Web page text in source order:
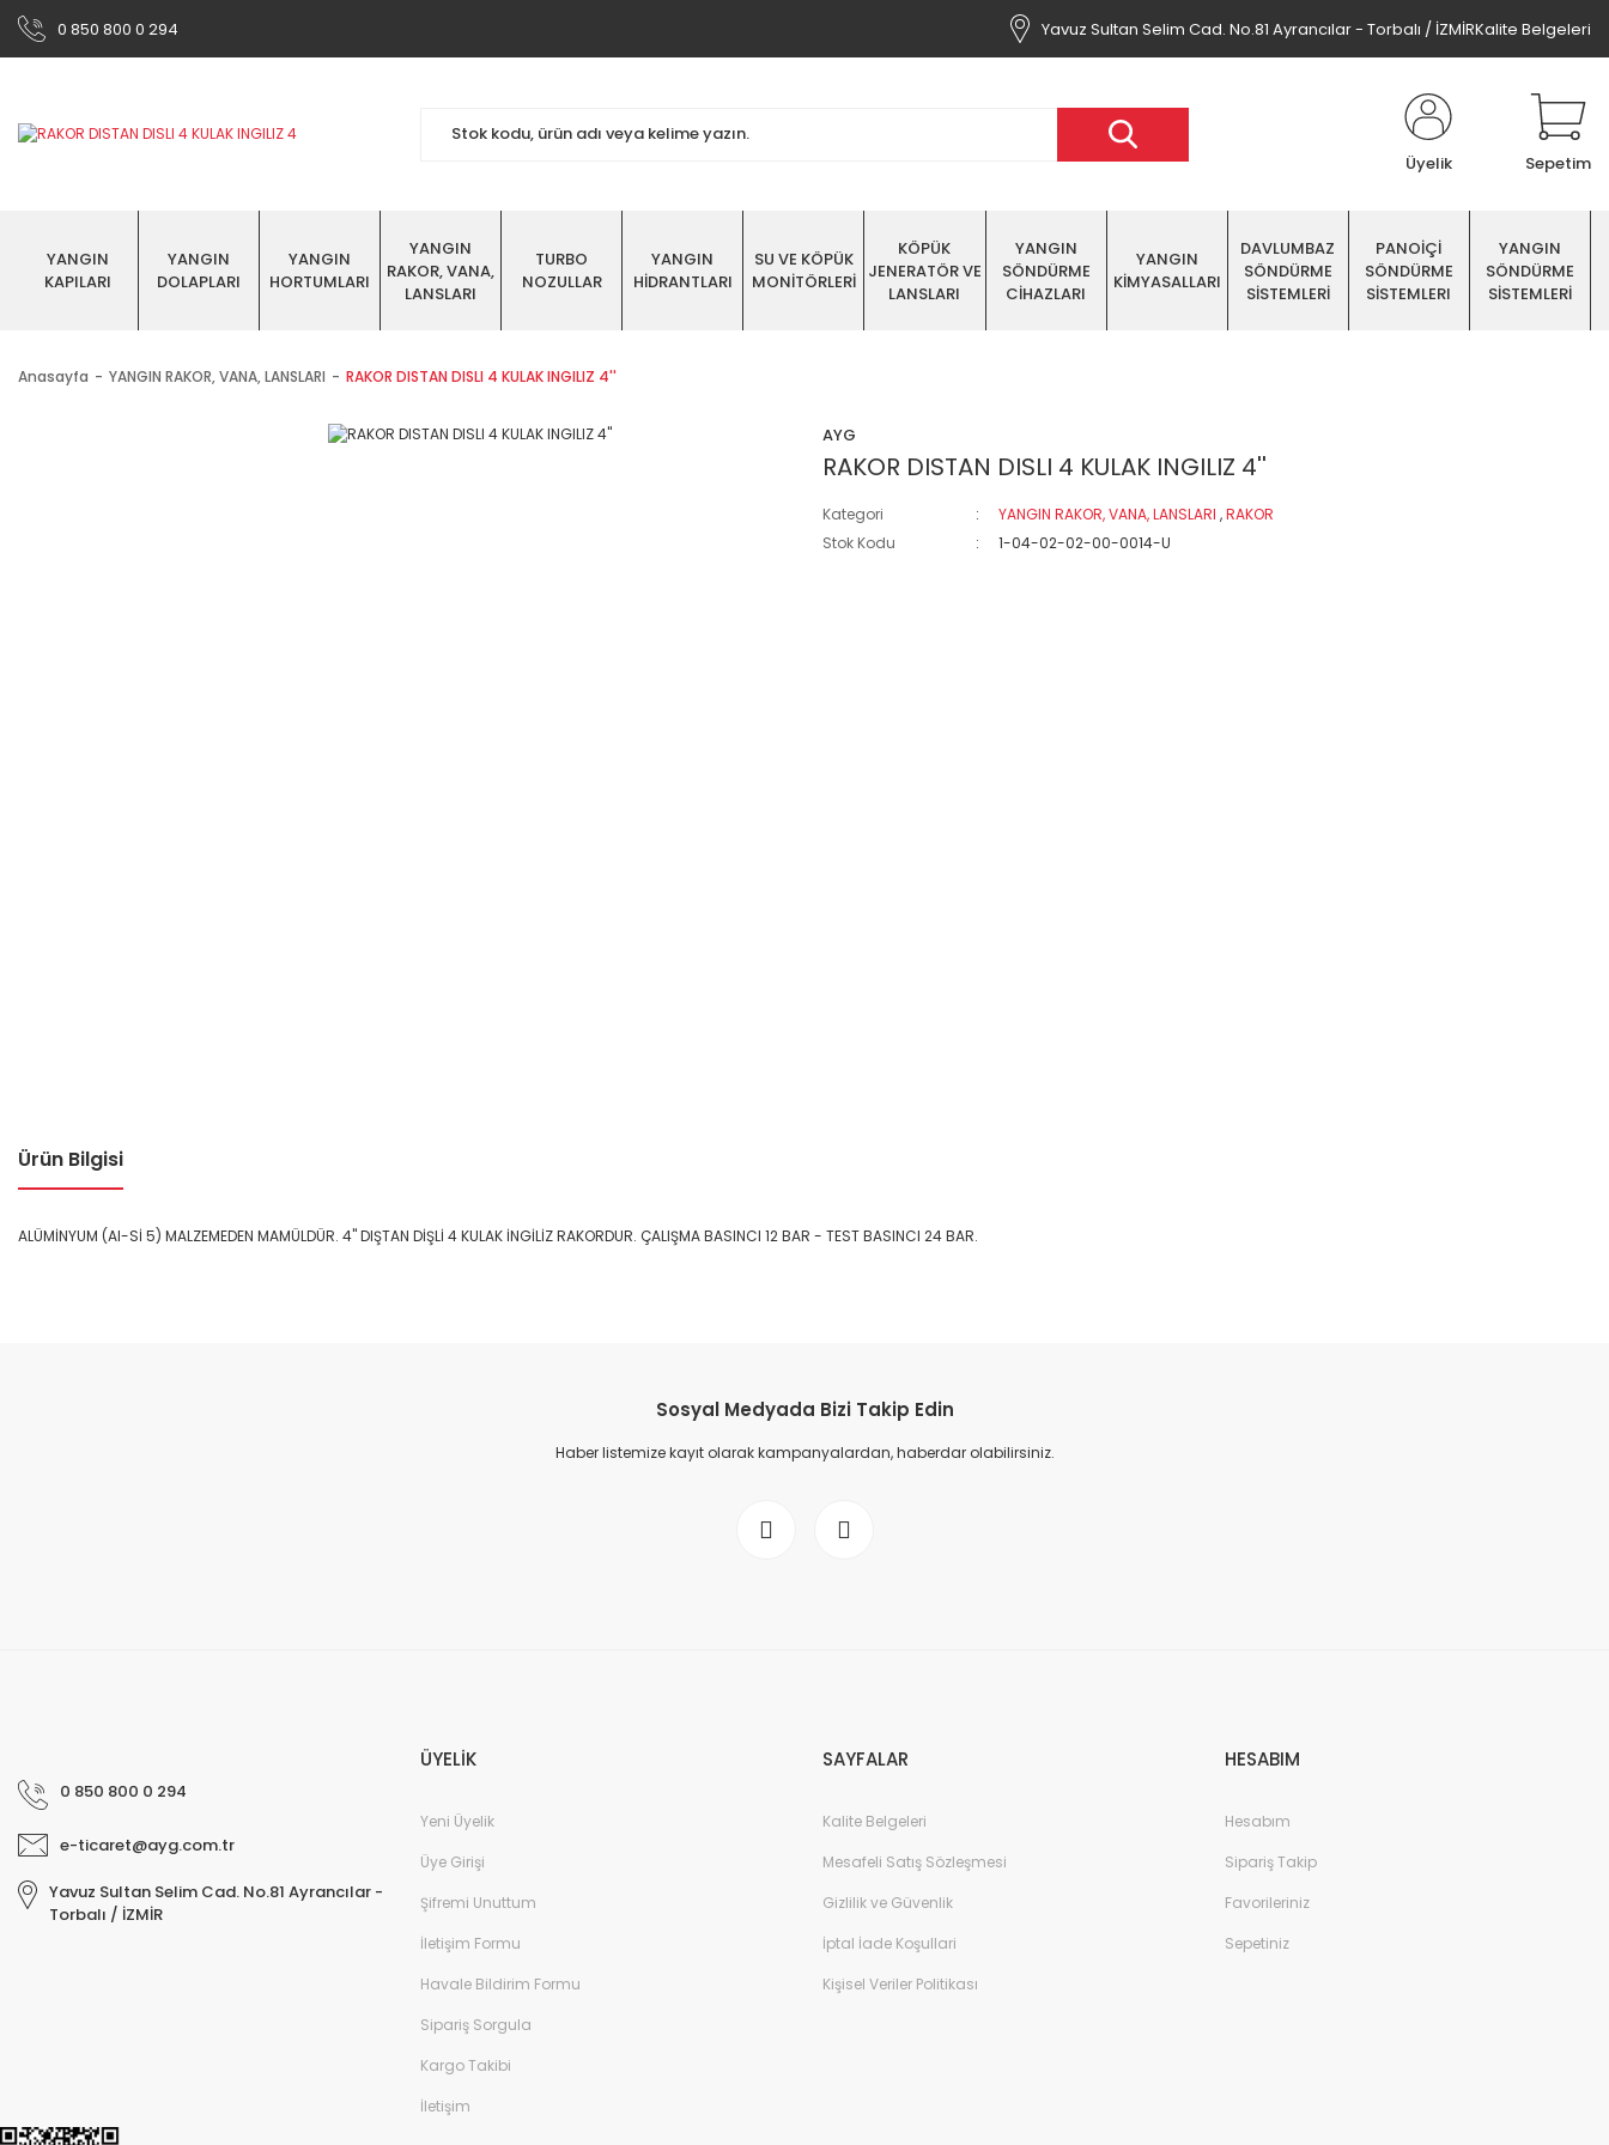
0 850 800 0 294 Yavuz Sultan Selim Cad. No.81 Ayrancılar - Torbalı / İZMİRKalite Belgeleri
Üyelik Sepetim
YANGIN
KAPILARI
YANGIN
DOLAPLARI
YANGIN
HORTUMLARI
YANGIN
RAKOR, VANA,
LANSLARI
TURBO
NOZULLAR
YANGIN
HİDRANTLARI
SU VE KÖPÜK
MONİTÖRLERİ
KÖPÜK
JENERATÖR VE
LANSLARI
YANGIN
SÖNDÜRME
CİHAZLARI
YANGIN
KİMYASALLARI
DAVLUMBAZ
SÖNDÜRME
SİSTEMLERİ
PANOİÇİ
SÖNDÜRME
SİSTEMLERI
YANGIN
SÖNDÜRME
SİSTEMLERİ
Anasayfa YANGIN RAKOR, VANA, LANSLARI RAKOR DISTAN DISLI 4 KULAK INGILIZ 4''
AYG
RAKOR DISTAN DISLI 4 KULAK INGILIZ 4''
Kategori YANGIN RAKOR, VANA, LANSLARI ,RAKOR
Stok Kodu
1-04-02-02-00-0014-U
Ürün Bilgisi
ALÜMİNYUM (Al-Sİ 5) MALZEMEDEN MAMÜLDÜR. 4" DIŞTAN DİŞLİ 4 KULAK İNGİLİZ RAKORDUR. ÇALIŞMA BASINCI 12 BAR - TEST BASINCI 24 BAR.
Sosyal Medyada Bizi Takip Edin
Haber listemize kayıt olarak kampanyalardan, haberdar olabilirsiniz.
0 850 800 0 294
e-ticaret@ayg.com.tr
Yavuz Sultan Selim Cad. No.81 Ayrancılar -
Torbalı / İZMİR
ÜYELİK
Yeni Üyelik
Üye Girişi
Şifremi Unuttum
İletişim Formu
Havale Bildirim Formu
Sipariş Sorgula
Kargo Takibi
İletişim
SAYFALAR
Kalite Belgeleri
Mesafeli Satış Sözleşmesi
Gizlilik ve Güvenlik
İptal İade Koşullari
Kişisel Veriler Politikası
HESABIM
Hesabım
Sipariş Takip
Favorileriniz
Sepetiniz